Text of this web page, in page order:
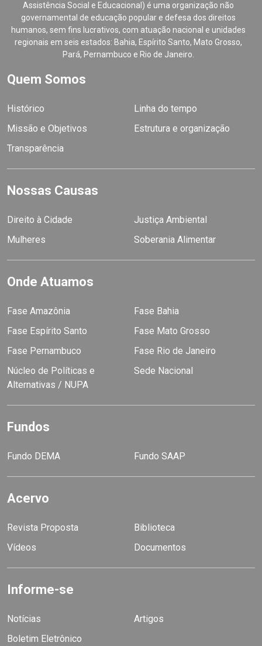
Assistência Social e Educacional) é uma organização não
governamental de educação popular e defesa dos direitos
humanos, sem fins lucrativos, com atuação nacional e unidades
regionais em seis estados: Bahia, Espírito Santo, Mato Grosso,
Pará, Pernambuco e Rio de Janeiro.
Quem Somos
Histórico
Linha do tempo
Missão e Objetivos
Estrutura e organização
Transparência
Nossas Causas
Direito à Cidade
Justiça Ambiental
Mulheres
Soberania Alimentar
Onde Atuamos
Fase Amazônia
Fase Bahia
Fase Espírito Santo
Fase Mato Grosso
Fase Pernambuco
Fase Rio de Janeiro
Núcleo de Políticas e
Alternativas / NUPA
Sede Nacional
Fundos
Fundo DEMA Fundo SAAP
Acervo
Revista Proposta
Biblioteca
Vídeos
Documentos
Informe-se
Notícias
Artigos
Boletim Eletrônico